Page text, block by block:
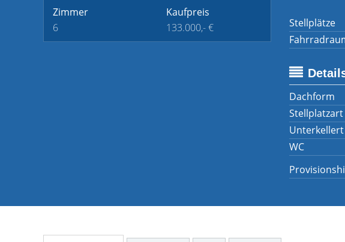
Zimmer
6
Kaufpreis
133.000,- €
Stellplätze
Dachform
Stellplatzart
Unterkellert
WC